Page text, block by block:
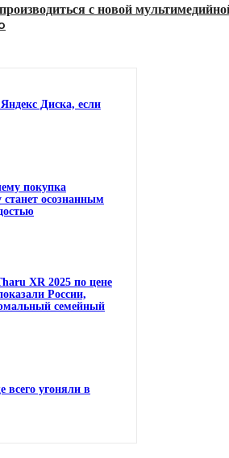
с новой
Диска, если
покупка
станет осознанным
XR 2025 по цене
России,
семейный
всего угоняли в